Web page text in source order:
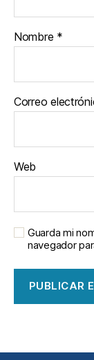
Nombre *
Correo
Web
Guarda mi
navegador